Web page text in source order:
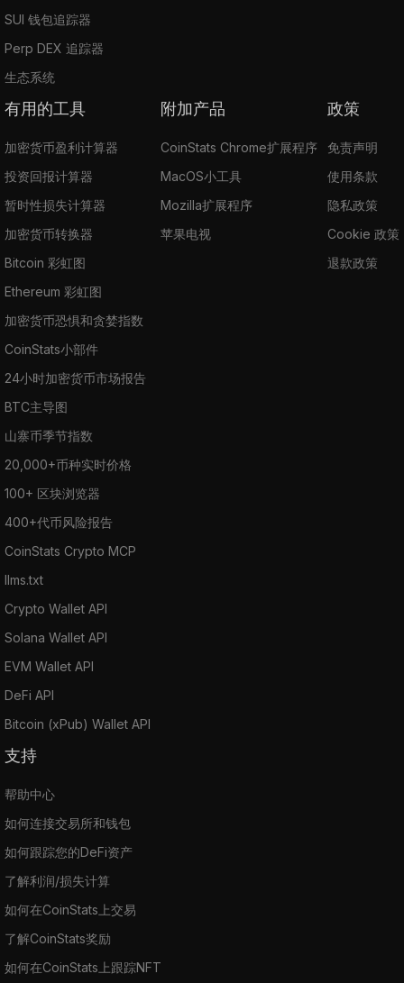
SUI 钱包追踪器
Perp DEX 追踪器
生态系统
有用的工具
加密货币盈利计算器
投资回报计算器
暂时性损失计算器
加密货币转换器
Bitcoin 彩虹图
Ethereum 彩虹图
加密货币恐惧和贪婪指数
CoinStats小部件
24小时加密货币市场报告
BTC主导图
山寨币季节指数
20,000+币种实时价格
100+ 区块浏览器
400+代币风险报告
CoinStats Crypto MCP
llms.txt
Crypto Wallet API
Solana Wallet API
EVM Wallet API
DeFi API
Bitcoin (xPub) Wallet API
附加产品
CoinStats Chrome扩展程序
MacOS小工具
Mozilla扩展程序
苹果电视
政策
免责声明
使用条款
隐私政策
Cookie 政策
退款政策
支持
帮助中心
如何连接交易所和钱包
如何跟踪您的DeFi资产
了解利润/损失计算
如何在CoinStats上交易
了解CoinStats奖励
如何在CoinStats上跟踪NFT